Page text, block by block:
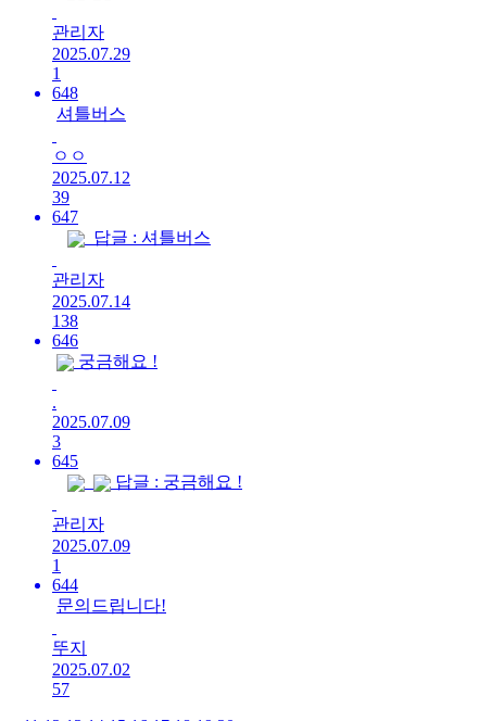
관리자
2025.07.29
1
648
셔틀버스
ㅇㅇ
2025.07.12
39
647
답글 : 셔틀버스
관리자
2025.07.14
138
646
궁금해요 !
.
2025.07.09
3
645
답글 : 궁금해요 !
관리자
2025.07.09
1
644
문의드립니다!
뚜지
2025.07.02
57